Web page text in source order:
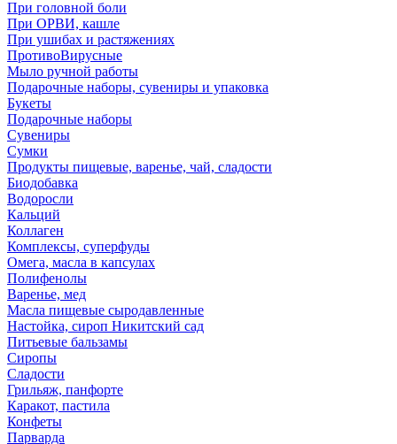
При головной боли
При ОРВИ, кашле
При ушибах и растяжениях
ПротивоВирусные
Мыло ручной работы
Подарочные наборы, сувениры и упаковка
Букеты
Подарочные наборы
Сувениры
Сумки
Продукты пищевые, варенье, чай, сладости
Биодобавка
Водоросли
Кальций
Коллаген
Комплексы, суперфуды
Омега, масла в капсулах
Полифенолы
Варенье, мед
Масла пищевые сыродавленные
Настойка, сироп Никитский сад
Питьевые бальзамы
Сиропы
Сладости
Грильяж, панфорте
Каракот, пастила
Конфеты
Парварда